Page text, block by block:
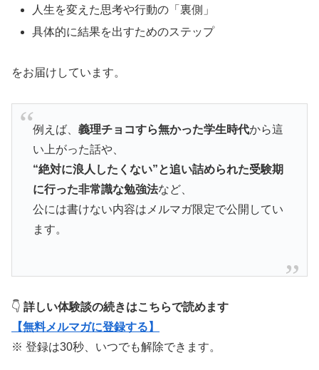
人生を変えた思考や行動の「裏側」
具体的に結果を出すためのステップ
をお届けしています。
例えば、 義理チョコすら無かった学生時代から這
い上がった話や、
“絶対に浪人したくない”と追い詰められた受験期
に行った非常識な勉強法など、
公には書けない内容はメルマガ限定で公開してい
ます。
👇 詳しい体験談の続きはこちらで読めます
【無料メルマガに登録する】
※ 登録は30秒、いつでも解除できます。